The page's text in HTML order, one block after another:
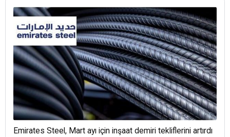
Emirates Steel, Mart ayı için inşaat demiri tekliflerini artırdı